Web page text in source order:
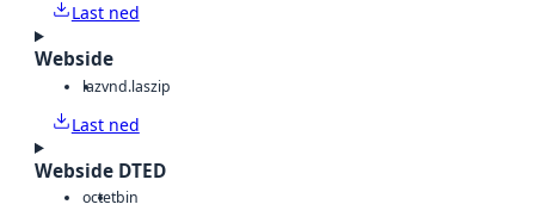
Last ned
Webside
lazvnd.laszip
Last ned
Webside DTED
octetbin